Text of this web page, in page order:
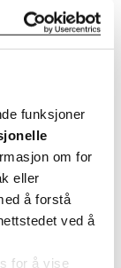
funksjoner
om for
eller
å forstå
ved å
for å vise